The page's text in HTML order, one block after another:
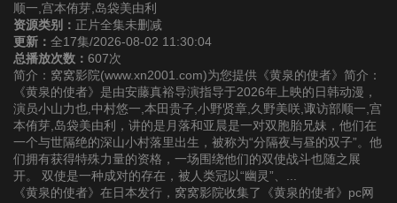
顺一,宫本侑芽,岛袋美由利
资源类别： 正片全集未删减
更新： 全17集/2026-08-02 11:30:04
总播放次数： 607次
简介：窝窝影院(www.xn2001.com)为您提供《黄泉的使者》简介：
《黄泉的使者》是由安藤真裕导演指导于2026年上映的日韩动漫，
演员小山力也,中村悠一,本田贵子,小野贤章,久野美咲,诹访部顺一,宫
本侑芽,岛袋美由利，讲的是月落和亚晨是一对双胞胎兄妹，他们在
一个与世隔绝的深山小村落里出生，被称为“分隔夜与昼的双子”。他
们拥有获得特殊力量的资格，一场围绕他们的双使战斗也随之展
开。 双使是一种成对的存在，被人类冠以“幽灵”、...
《黄泉的使者》在日本发行，窝窝影院收集了《黄泉的使者》pc网